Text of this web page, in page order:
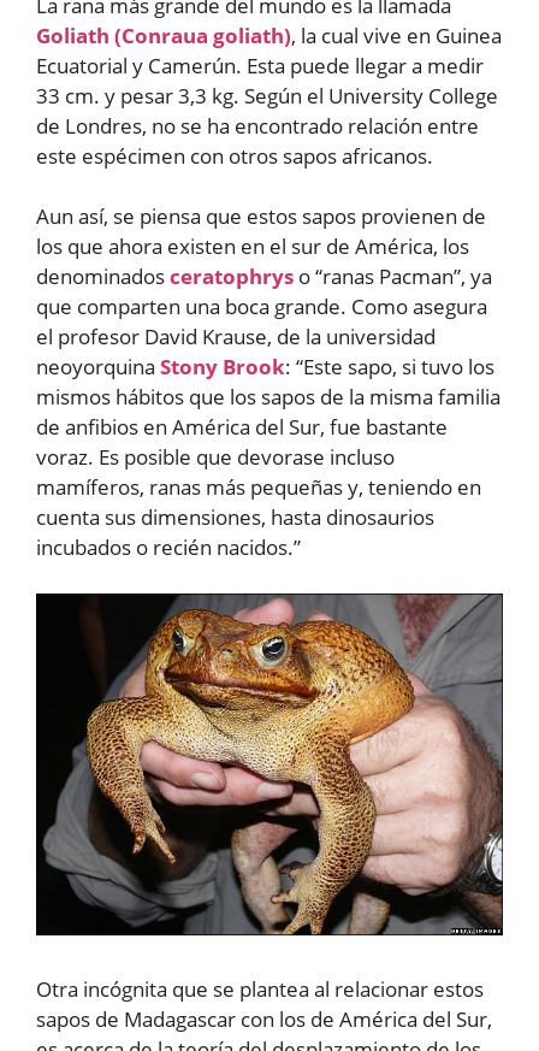
Goliath (Conraua goliath), la cual vive en Guinea
Ecuatorial y Camerún. Esta puede llegar a medir
33 cm. y pesar 3,3 kg. Según el University College
de Londres, no se ha encontrado relación entre
este espécimen con otros sapos africanos.
Aun así, se piensa que estos sapos provienen de
los que ahora existen en el sur de América, los
denominadosceratophrys o “ranas Pacman”, ya
que comparten una boca grande. Como asegura
el profesor David Krause, de la universidad
neoyorquina Stony Brook: “Este sapo, si tuvo los
mismos hábitos que los sapos de la misma familia
de anfibios en América del Sur, fue bastante
voraz. Es posible que devorase incluso
mamíferos, ranas más pequeñas y, teniendo en
cuenta sus dimensiones, hasta dinosaurios
incubados o recién nacidos.”
Otra incógnita que se plantea al relacionar estos
sapos de Madagascar con los de América del Sur,